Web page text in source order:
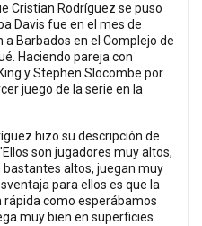
Cristian Rodríguez se puso
Davis fue en el mes de
Barbados en el Complejo de
Haciendo pareja con
y Stephen Slocombe por
juego de la serie en la
hizo su descripción de
son jugadores muy altos,
altos, juegan muy
para ellos es que la
rápida como esperábamos
muy bien en superficies